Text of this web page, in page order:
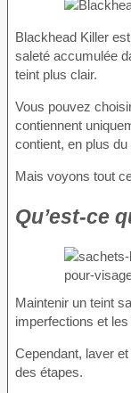
Blackhead Killer
saleté accumulée
teint plus clair.
Vous pouvez
contiennent
contient, en plus
Mais voyons tout
Qu’est-ce
Maintenir un teint
imperfections et
Cependant, laver
des étapes.